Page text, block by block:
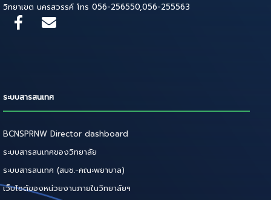
วิทยาเขต นครสวรรค์ โทร 056-256550,056-255563
ระบบสารสนเทศ
BCNSPRNW Director dashboard
ระบบสารสนเทศของวิทยาลัย
ระบบสารสนเทศ (สบช.-คณะพยาบาล)
เว็บไซต์ของหน่วยงานภายในวิทยาลัยฯ